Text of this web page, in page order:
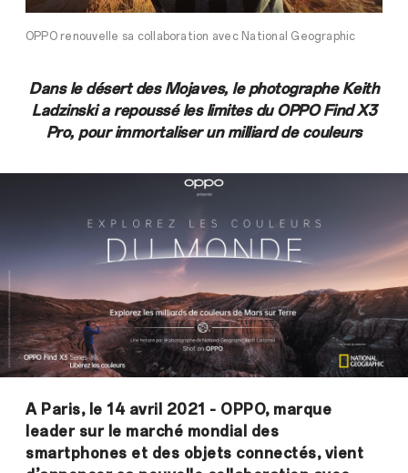
OPPO renouvelle sa collaboration avec National Geographic
Dans le désert des Mojaves, le photographe Keith
Ladzinski a repoussé les limites du OPPO Find X3
Pro, pour immortaliser un milliard de couleurs
A Paris, le 14 avril 2021 - OPPO, marque
leader sur le marché mondial des
smartphones et des objets connectés, vient